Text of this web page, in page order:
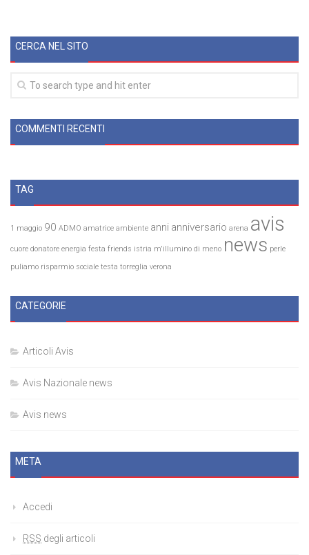
CERCA NEL SITO
COMMENTI RECENTI
TAG
1 maggio 90 ADMO amatrice ambiente anni anniversario arena avis
cuore donatore energia festa friends istria m'illumino di meno news perle
puliamo risparmio sociale testa torreglia verona
CATEGORIE
Articoli Avis
Avis Nazionale news
Avis news
META
Accedi
RSS degli articoli